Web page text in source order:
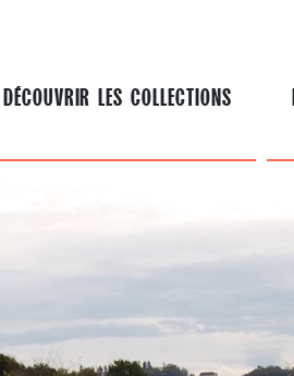
DÉCOUVRIR LES COLLECTIONS